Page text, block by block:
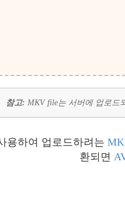
참고: MKV file는 서버에 업로드
용하여 업로드하려는
환되면